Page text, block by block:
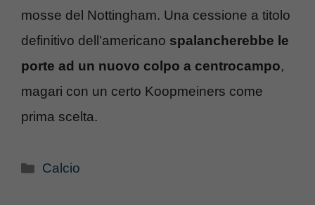
mosse del Nottingham. Una cessione a titolo
definitivo dell’americano spalancherebbe le
porte ad un nuovo colpo a centrocampo,
magari con un certo Koopmeiners come
prima scelta.
Categorie
Calcio